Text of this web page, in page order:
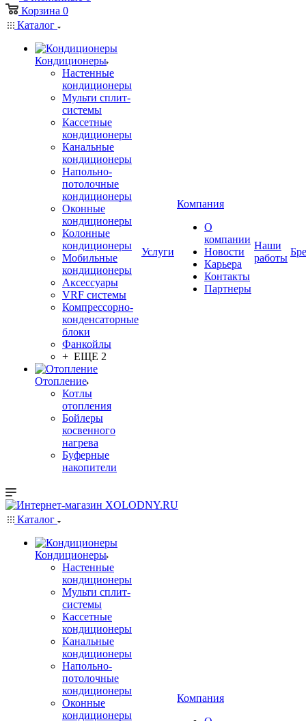
Корзина 0
Каталог
Кондиционеры
Настенные
кондиционеры
Мульти сплит-
системы
Кассетные
кондиционеры
Канальные
кондиционеры
Напольно-
потолочные
кондиционеры
Оконные
кондиционеры
Колонные
кондиционеры
Мобильные
кондиционеры
Аксессуары
VRF системы
Компрессорно-
конденсаторные
блоки
Фанкойлы
+ ЕЩЕ 2
Отопление
Котлы
отопления
Бойлеры
косвенного
нагрева
Буферные
накопители
Услуги
Компания
О
компании
Новости
Карьера
Контакты
Партнеры
Наши
работы
Каталог
Кондиционеры
Настенные
кондиционеры
Мульти сплит-
системы
Кассетные
кондиционеры
Канальные
кондиционеры
Напольно-
потолочные
кондиционеры
Оконные
кондиционеры
Компания